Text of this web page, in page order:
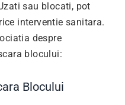
sau blocati, pot
interventie sanitara.
despre
blocului:
Blocului